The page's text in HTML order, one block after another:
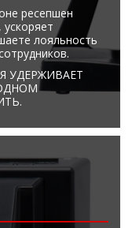
ресепшен
лояльность
УДЕРЖИВАЕТ